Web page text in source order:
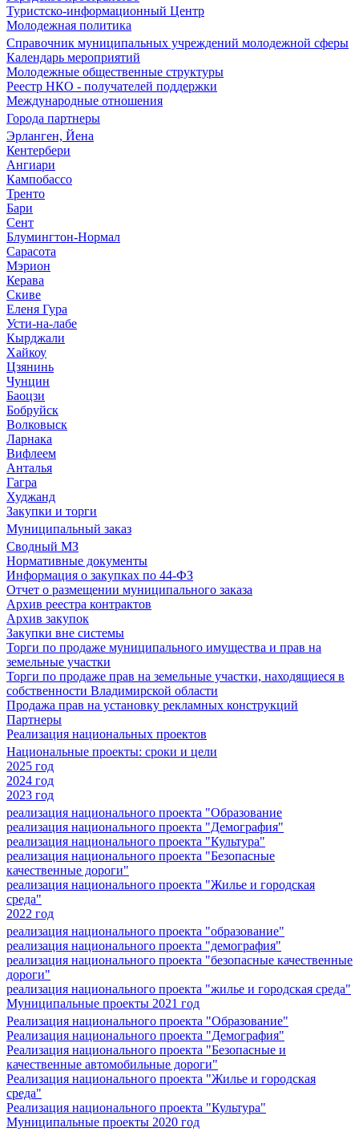
Туристско-информационный Центр
Молодежная политика
Справочник муниципальных учреждений молодежной сферы
Календарь мероприятий
Молодежные общественные структуры
Реестр НКО - получателей поддержки
Международные отношения
Города партнеры
Эрланген, Йена
Кентербери
Ангиари
Кампобассо
Тренто
Бари
Сент
Блумингтон-Нормал
Сарасота
Мэрион
Керава
Скиве
Еленя Гура
Усти-на-лабе
Кырджали
Хайкоу
Цзянинь
Чунцин
Баоцзи
Бобруйск
Волковыск
Ларнака
Вифлеем
Анталья
Гагра
Худжанд
Закупки и торги
Муниципальный заказ
Сводный МЗ
Нормативные документы
Информация о закупках по 44-ФЗ
Отчет о размещении муниципального заказа
Архив реестра контрактов
Архив закупок
Закупки вне системы
Торги по продаже муниципального имущества и прав на
земельные участки
Торги по продаже прав на земельные участки, находящиеся в
собственности Владимирской области
Продажа прав на установку рекламных конструкций
Партнеры
Реализация национальных проектов
Национальные проекты: сроки и цели
2025 год
2024 год
2023 год
реализация национального проекта "Образование
реализация национального проекта "Демография"
реализация национального проекта "Культура"
реализация национального проекта "Безопасные
качественные дороги"
реализация национального проекта "Жилье и городская
среда"
2022 год
реализация национального проекта "образование"
реализация национального проекта "демография"
реализация национального проекта "безопасные качественные
дороги"
реализация национального проекта "жилье и городская среда"
Муниципальные проекты 2021 год
Реализация национального проекта "Образование"
Реализация национального проекта "Демография"
Реализация национального проекта "Безопасные и
качественные автомобильные дороги"
Реализация национального проекта "Жилье и городская
среда"
Реализация национального проекта "Культура"
Муниципальные проекты 2020 год